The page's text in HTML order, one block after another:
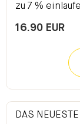
zu 7 %
16.90 EUR
DAS